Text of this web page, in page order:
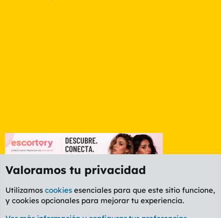
Foro Política
Valoramos tu privacidad
Utilizamos cookies esenciales para que este sitio funcione,
y cookies opcionales para mejorar tu experiencia.